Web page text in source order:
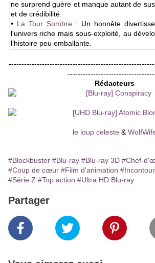
ne surprend guère et manque autant de
et de crédibilité.
• La Tour Sombre : Un honnête
l'univers riche mais sous-exploité, au
l'histoire peu emballante.
Rédacteurs
le loup celeste &
#Blockbuster #Blu-ray #Blu-ray 3D #Chef-
#Coup de cœur #Film d'animation
#Série Z #Top action #Ultra HD Blu-ray
Partager